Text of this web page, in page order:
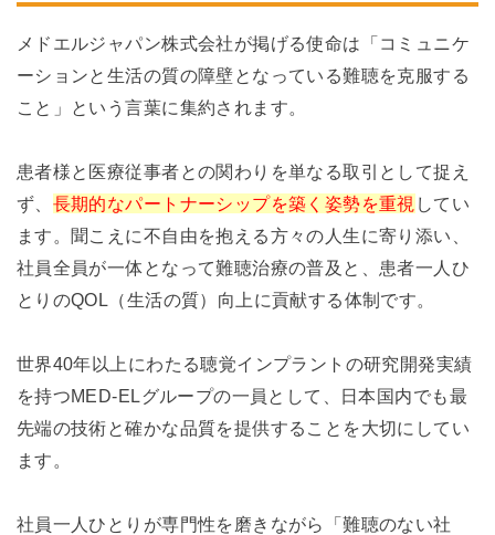
メドエルジャパン株式会社が掲げる使命は「コミュニケ
ーションと生活の質の障壁となっている難聴を克服する
こと」という言葉に集約されます。
患者様と医療従事者との関わりを単なる取引として捉え
ず、 長期的なパートナーシップを築く姿勢を重視 してい
ます。聞こえに不自由を抱える方々の人生に寄り添い、
社員全員が一体となって難聴治療の普及と、患者一人ひ
とりのQOL（生活の質）向上に貢献する体制です。
世界40年以上にわたる聴覚インプラントの研究開発実績
を持つMED-ELグループの一員として、日本国内でも最
先端の技術と確かな品質を提供することを大切にしてい
ます。
社員一人ひとりが専門性を磨きながら「難聴のない社